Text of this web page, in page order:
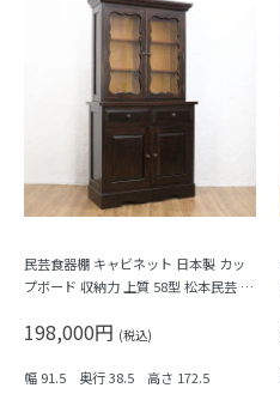
民芸食器棚 キャビネット 日本製 カッ
プボード 収納力 上質 58型 松本民芸 ヴ
198,000円 (税込)
幅 91.5 奥行 38.5 高さ 172.5